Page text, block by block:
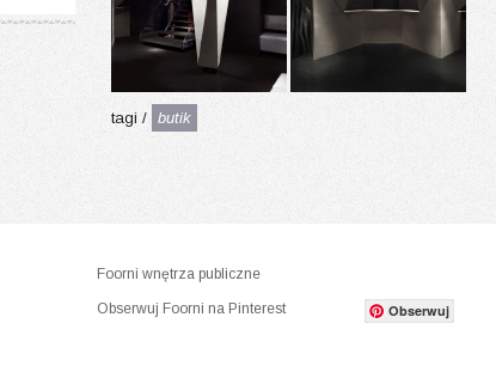
tagi / butik
Foorni wnętrza publiczne
Obserwuj Foorni na Pinterest Obserwuj